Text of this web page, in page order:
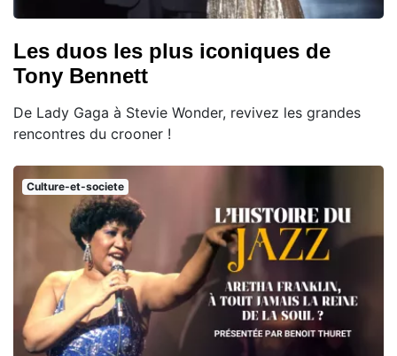
Les duos les plus iconiques de
Tony Bennett
De Lady Gaga à Stevie Wonder, revivez les grandes
rencontres du crooner !
Culture-et-societe